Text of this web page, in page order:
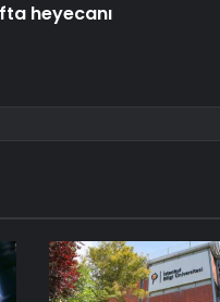
heyecanı